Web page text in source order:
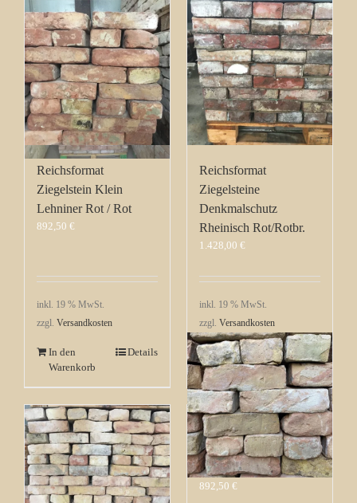
Reichsformat
Ziegelstein Klein
Lehniner Rot / Rot
892,50 €
inkl. 19 % MwSt.
zzgl. Versandkosten
In den
Warenkorb
Details
Reichsformat
Ziegelsteine
Denkmalschutz
Rheinisch Rot/Rotbr.
1.428,00 €
inkl. 19 % MwSt.
zzgl. Versandkosten
In den
Warenkorb
Details
Reichsformat
Ziegelstein Berlin
Mischung Herbstbund
892,50 €